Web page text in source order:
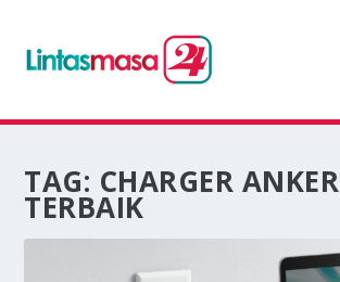
TAG: CHARGER ANKER
TERBAIK